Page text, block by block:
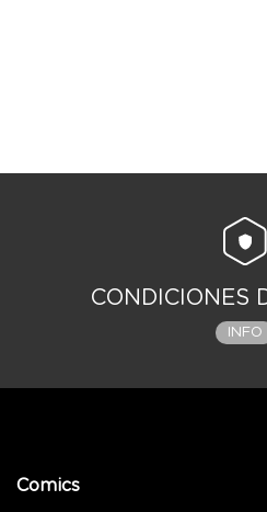
CONDICIONES
INFO
Comics